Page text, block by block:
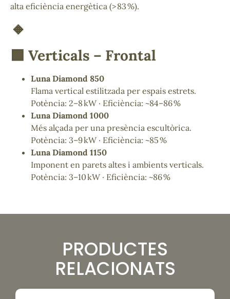
alta eficiència energètica (> 83 %).
🔸
🟩 Verticals – Frontal
Luna Diamond 850
Flama vertical estilitzada per espais estrets.
Potència: 2–8 kW · Eficiència: ~84–86 %
Luna Diamond 1000
Més alçada per una presència escultòrica.
Potència: 3–9 kW · Eficiència: ~85 %
Luna Diamond 1150
Imponent en parets altes i ambients verticals.
Potència: 3–10 kW · Eficiència: ~86 %
PRODUCTES
RELACIONATS